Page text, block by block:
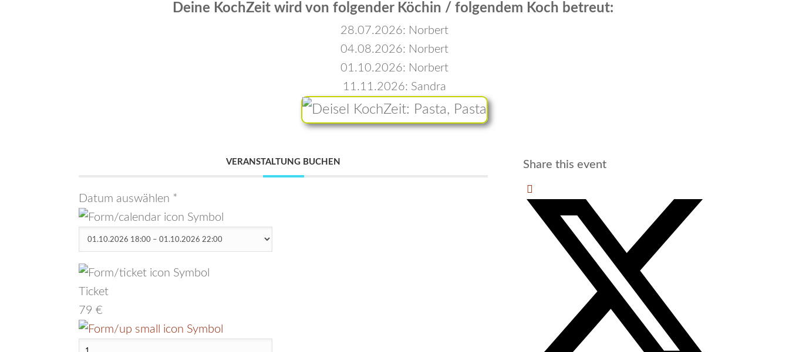
Deine KochZeit wird von folgender Köchin / folgendem Koch betreut:
28.07.2026: Norbert
04.08.2026: Norbert
01.10.2026: Norbert
11.11.2026: Sandra
VERANSTALTUNG BUCHEN
Datum auswählen *
Ticket
79 €
Share this event